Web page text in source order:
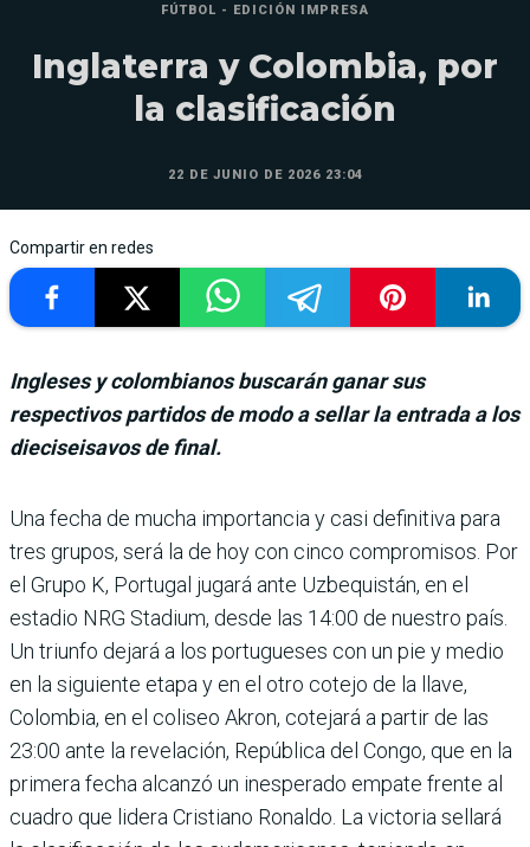
FÚTBOL - EDICIÓN IMPRESA
Inglaterra y Colombia, por
la clasificación
22 DE JUNIO DE 2026 23:04
Compartir en redes
Ingleses y colombianos buscarán ganar sus
respectivos partidos de modo a sellar la entrada a los
dieciseisavos de final.
Una fecha de mucha impor­tancia y casi definitiva para
tres grupos, será la de hoy con cinco compromisos. Por
el Grupo K, Portugal jugará ante Uzbequistán, en el
estadio NRG Stadium, desde las 14:00 de nuestro país.
Un triunfo dejará a los portu­gueses con un pie y medio
en la siguiente etapa y en el otro cotejo de la llave,
Colombia, en el coliseo Akron, cotejará a partir de las
23:00 ante la revelación, República del Congo, que en la
primera fecha alcanzó un inesperado empate frente al
cuadro que lidera Cristiano Ronaldo. La victoria sellará